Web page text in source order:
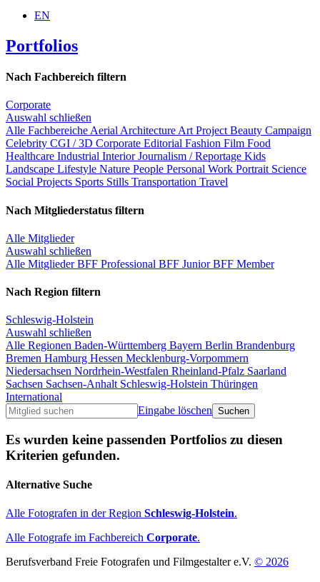
EN
Portfolios
Nach Fachbereich filtern
Corporate
Auswahl schließen
Alle Fachbereiche Aerial Architecture Art Project Beauty Campaign
Celebrity CGI / 3D Corporate Editorial Fashion Film Food
Healthcare Industrial InteriorJournalism / Reportage Kids
Landscape Lifestyle Nature People Personal Work Portrait Science
Social Projects Sports Stills Transportation Travel
Nach Mitgliederstatus filtern
Alle Mitglieder
Auswahl schließen
Alle MitgliederBFF Professional BFF JuniorBFF Member
Nach Region filtern
Schleswig-Holstein
Auswahl schließen
Alle Regionen Baden-Württemberg Bayern Berlin Brandenburg
Bremen Hamburg Hessen Mecklenburg-Vorpommern
Niedersachsen Nordrhein-Westfalen Rheinland-Pfalz Saarland
Sachsen Sachsen-Anhalt Schleswig-Holstein Thüringen
International
Eingabe löschen
Es wurden keine passenden Portfolios zu diesen
Kriterien gefunden.
Alternative Suche
Alle Fotografen in der Region Schleswig-Holstein.
Alle Fotografe im Fachbereich Corporate.
Berufsverband Freie Fotografen und Filmgestalter e.V. © 2026